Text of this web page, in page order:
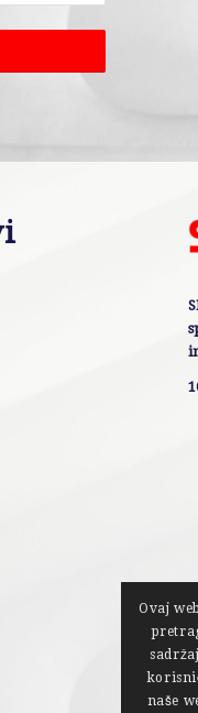
Ovaj
naše